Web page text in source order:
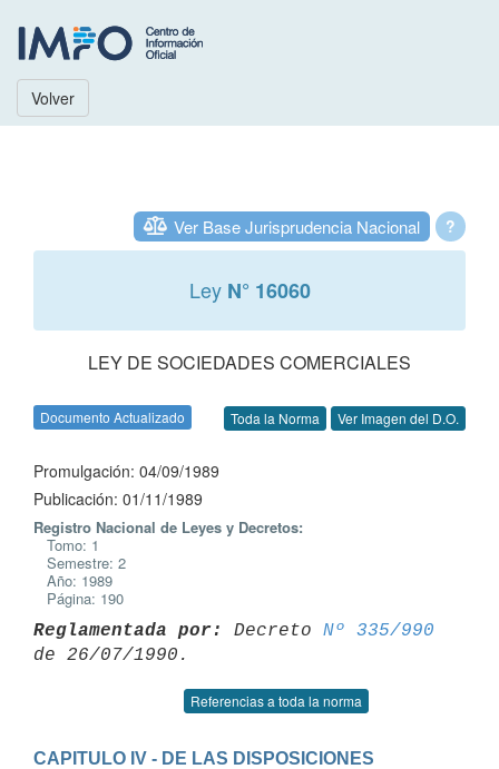
Volver
?
Ver Base Jurisprudencia Nacional
Ley N° 16060
LEY DE SOCIEDADES COMERCIALES
Documento Actualizado Toda la Norma Ver Imagen del D.O.
Promulgación: 04/09/1989
Publicación: 01/11/1989
Registro Nacional de Leyes y Decretos:
Tomo: 1
Semestre: 2
Año: 1989
Página: 190
Reglamentada por: Decreto Nº 335/990
Referencias a toda la norma
CAPITULO IV - DE LAS DISPOSICIONES